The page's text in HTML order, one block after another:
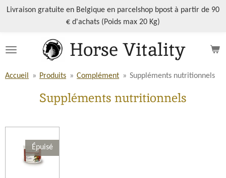
Passer
principal
Horse Vitality
Livraison gratuite en Belgique en parcelshop bpost à partir de 90
€ d'achats (Poids max 20 Kg)
Accueil » Produits » Complément » Suppléments nutritionnels
Suppléments nutritionnels
Épuisé